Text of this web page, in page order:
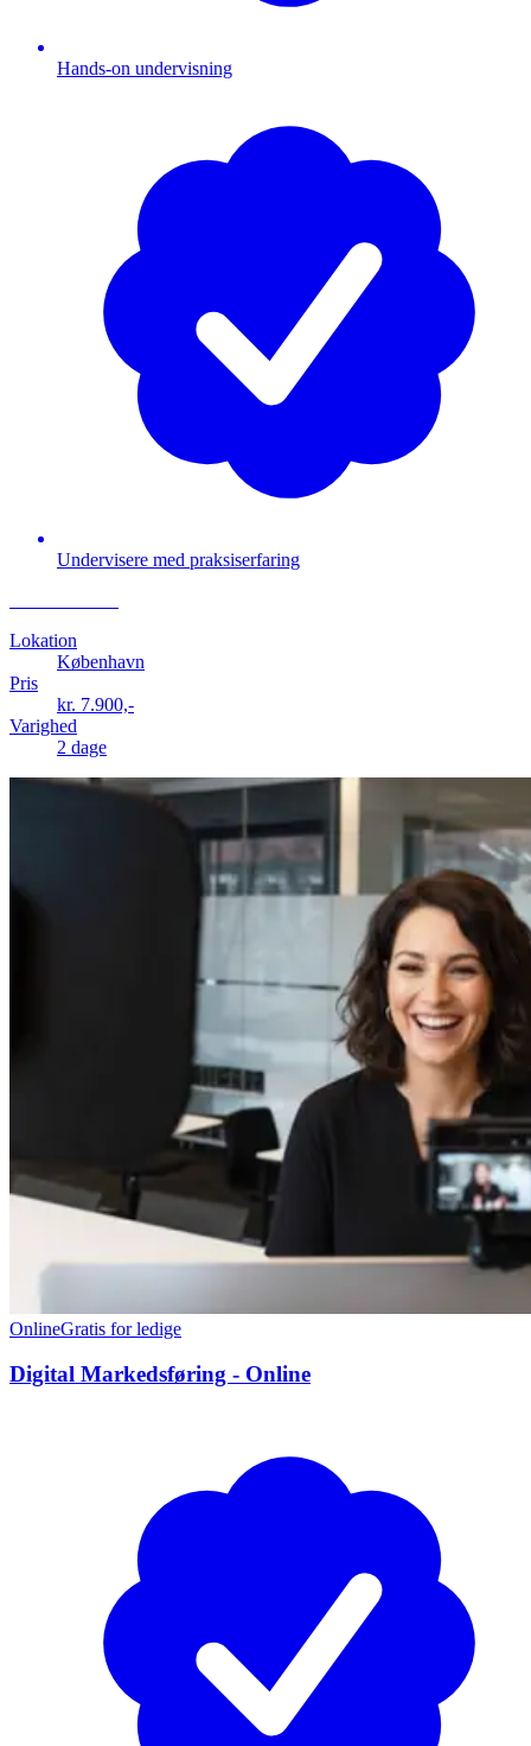
Hands-on undervisning
Undervisere med praksiserfaring
Lokation
København
Pris
kr. 7.900,-
Varighed
2 dage
OnlineGratis for ledige
Digital Markedsføring - Online